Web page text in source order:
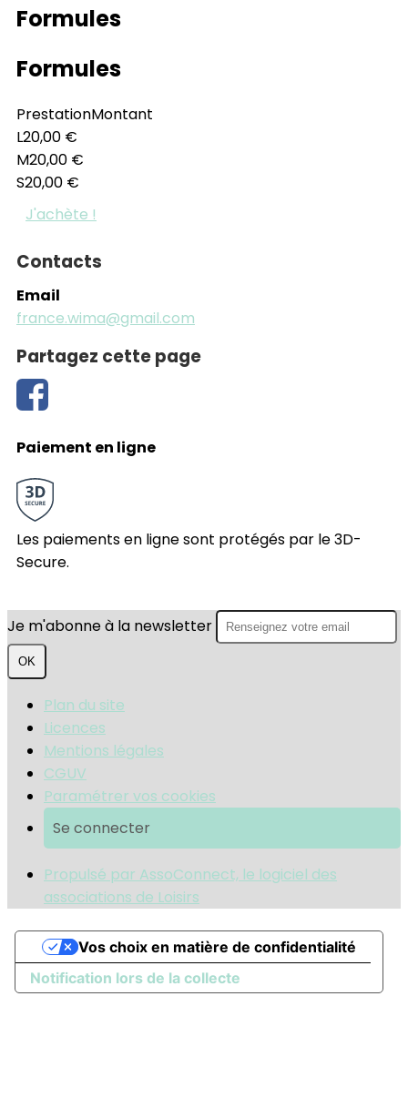
Formules
Formules
PrestationMontant
L20,00 €
M20,00 €
S20,00 €
J'achète !
Contacts
Email
france.wima@gmail.com
Partagez cette page
Paiement en ligne
Les paiements en ligne sont protégés par le 3D-
Secure.
Je m'abonne à la newsletter
OK
Plan du site
Licences
Mentions légales
CGUV
Paramétrer vos cookies
Se connecter
Propulsé par AssoConnect, le logiciel des
associations de Loisirs
Notification lors de la collecte
Vos choix en matière de confidentialité